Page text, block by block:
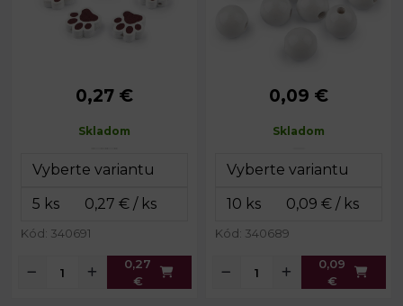
20 mm
Prievlak:
2 mm
0,27 €
Skladom
Kód: 340691
0,27
€
Priemer:
16 mm
0,09 €
Skladom
Kód: 340689
0,09
€